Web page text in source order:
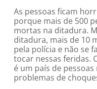
As pessoas ficam
porque mais de 500
mortas na ditadura.
ditadura, mais de 10
pela polícia e não se
tocar nessas feridas.
é um país de
problemas de